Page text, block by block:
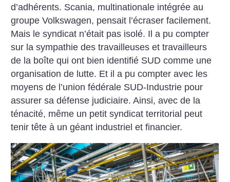
d’adhérents. Scania, multinationale intégrée au
groupe Volkswagen, pensait l’écraser facilement.
Mais le syndicat n’était pas isolé. Il a pu compter
sur la sympathie des travailleuses et travailleurs
de la boîte qui ont bien identifié SUD comme une
organisation de lutte. Et il a pu compter avec les
moyens de l’union fédérale SUD-Industrie pour
assurer sa défense judiciaire. Ainsi, avec de la
ténacité, même un petit syndicat territorial peut
tenir tête à un géant industriel et financier.